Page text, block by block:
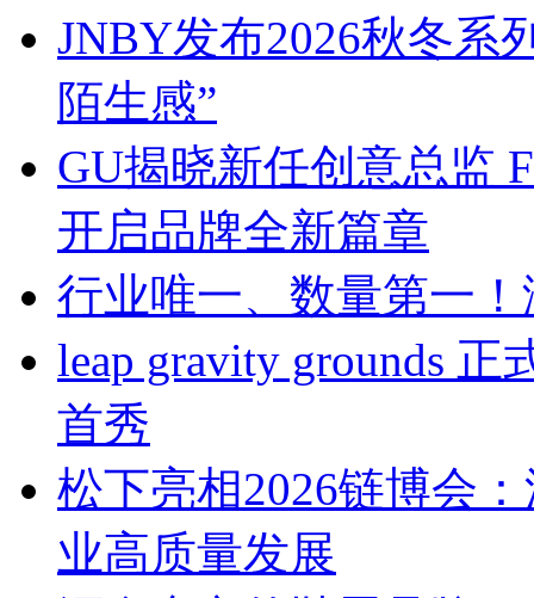
JNBY发布2026秋冬系
陌生感”
GU揭晓新任创意总监
开启品牌全新篇章
行业唯一、数量第一
leap gravity grounds
首秀
松下亮相2026链博会
业高质量发展